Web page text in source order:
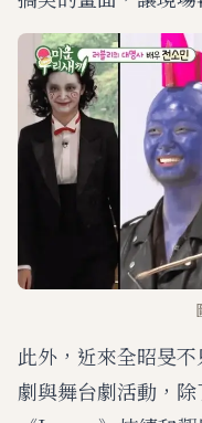
此外，近來全昭旻
劇與舞台劇活動，